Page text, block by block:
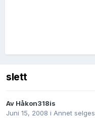
slett
Av Håkon318is
Juni 15, 2008 i Annet selges